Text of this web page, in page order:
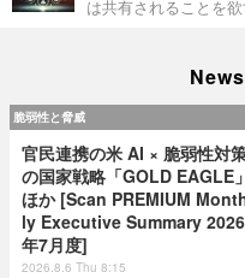
は共有されることを欲
脆弱性と脅威
官民連携の米 AI × 脆弱性対
の国家戦略「GOLD EAGLE」
ほか [Scan PREMIUM
ly Executive Summary 2026
年7月度]
2026.8.6 Thu 8:15